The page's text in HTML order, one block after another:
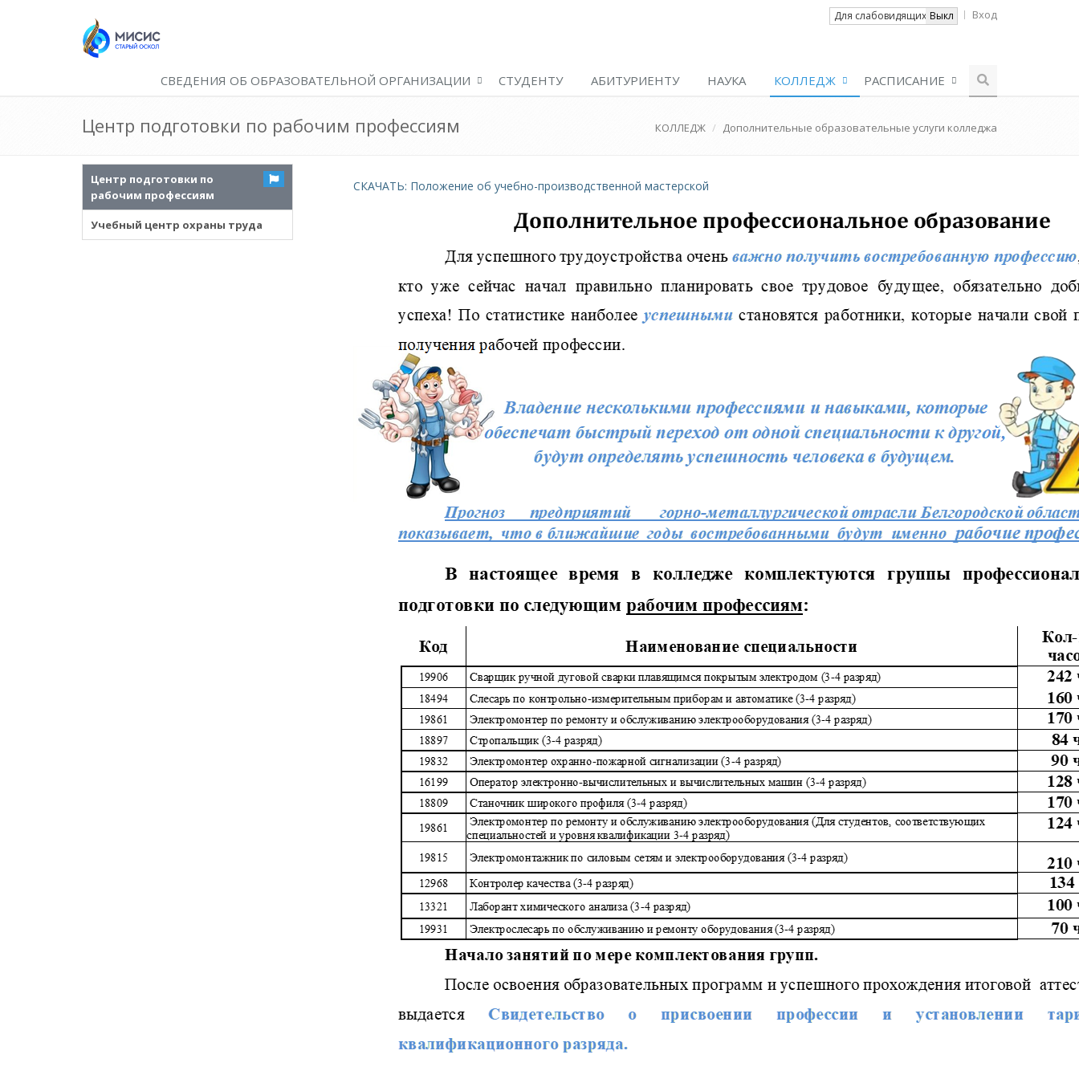
Для слабовидящих Выкл Вход
СВЕДЕНИЯ ОБ ОБРАЗОВАТЕЛЬНОЙ ОРГАНИЗАЦИИ СТУДЕНТУ АБИТУРИЕНТУ НАУКА КОЛЛЕДЖ РАСПИСАНИЕ
Центр подготовки по рабочим профессиям КОЛЛЕДЖ Дополнительные образовательные услуги колледжа
Центр подготовки по
рабочим профессиям
Учебный центр охраны труда
СКАЧАТЬ: Положение об учебно-производственной мастерской